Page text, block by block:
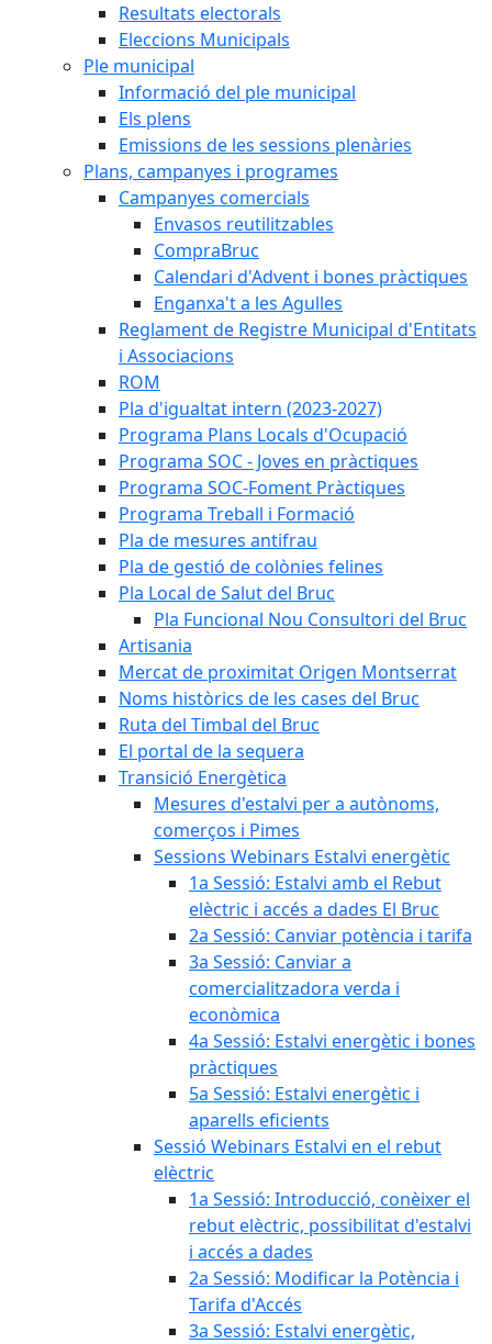
Resultats electorals
Eleccions Municipals
Ple municipal
Informació del ple municipal
Els plens
Emissions de les sessions plenàries
Plans, campanyes i programes
Campanyes comercials
Envasos reutilitzables
CompraBruc
Calendari d'Advent i bones pràctiques
Enganxa't a les Agulles
Reglament de Registre Municipal d'Entitats
i Associacions
ROM
Pla d'igualtat intern (2023-2027)
Programa Plans Locals d'Ocupació
Programa SOC - Joves en pràctiques
Programa SOC-Foment Pràctiques
Programa Treball i Formació
Pla de mesures antifrau
Pla de gestió de colònies felines
Pla Local de Salut del Bruc
Pla Funcional Nou Consultori del Bruc
Artisania
Mercat de proximitat Origen Montserrat
Noms històrics de les cases del Bruc
Ruta del Timbal del Bruc
El portal de la sequera
Transició Energètica
Mesures d'estalvi per a autònoms,
comerços i Pimes
Sessions Webinars Estalvi energètic
1a Sessió: Estalvi amb el Rebut
elèctric i accés a dades El Bruc
2a Sessió: Canviar potència i tarifa
3a Sessió: Canviar a
comercialitzadora verda i
econòmica
4a Sessió: Estalvi energètic i bones
pràctiques
5a Sessió: Estalvi energètic i
aparells eficients
Sessió Webinars Estalvi en el rebut
elèctric
1a Sessió: Introducció, conèixer el
rebut elèctric, possibilitat d'estalvi
i accés a dades
2a Sessió: Modificar la Potència i
Tarifa d'Accés
3a Sessió: Estalvi energètic,